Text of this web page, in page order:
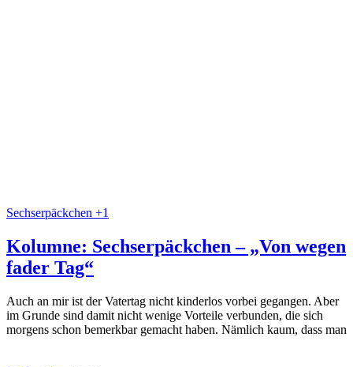
Sechserpäckchen +1
Kolumne: Sechserpäckchen – „Von wegen
fader Tag“
Auch an mir ist der Vatertag nicht kinderlos vorbei gegangen. Aber
im Grunde sind damit nicht wenige Vorteile verbunden, die sich
morgens schon bemerkbar gemacht haben. Nämlich kaum, dass man